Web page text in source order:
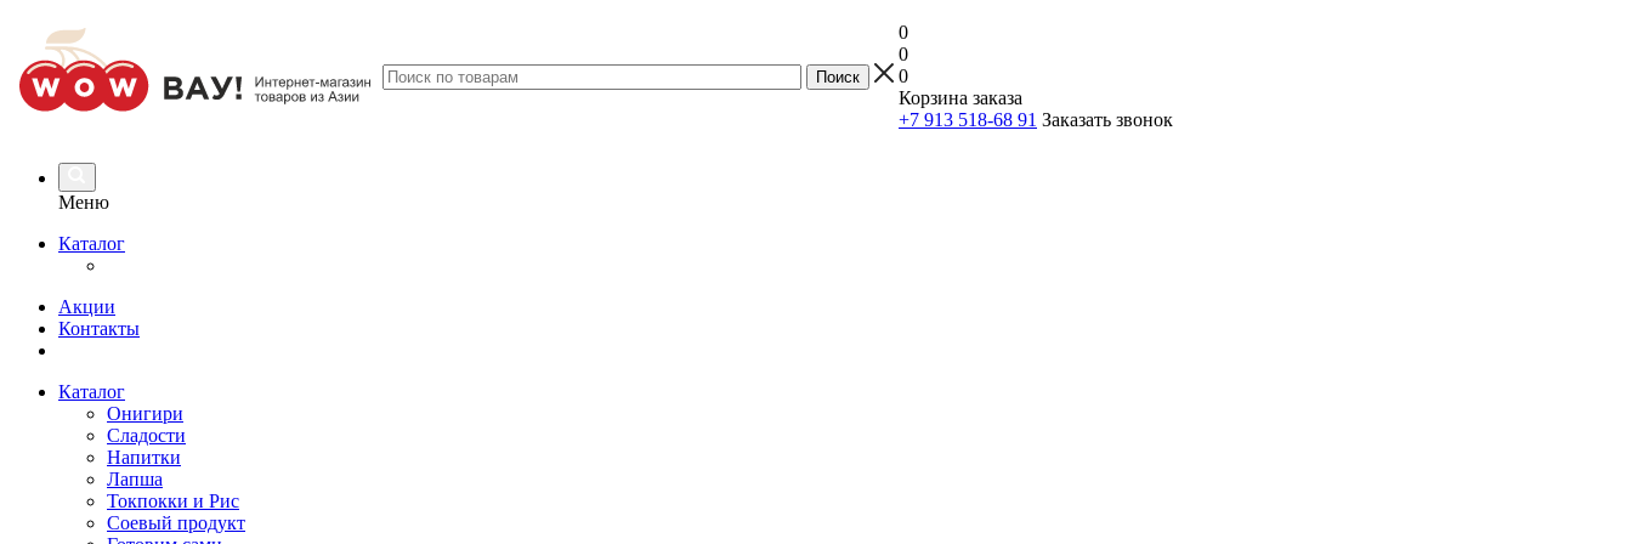
0
0
0
Корзина заказа
+7 913 518-68 91 Заказать звонок
Меню
Каталог
Акции
Контакты
Каталог
Онигири
Сладости
Напитки
Лапша
Токпокки и Рис
Соевый продукт